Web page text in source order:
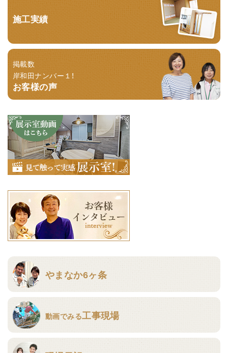
施工実績
掲載数
岸和田ナンバー１！
お客様の声
やまなか6ヶ条
動画でみる工事現場